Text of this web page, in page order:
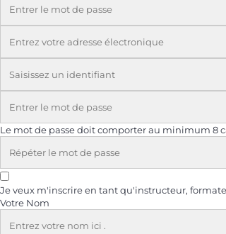
Le mot de passe doit comporter au minimum 8
Je veux m'inscrire en tant qu'instructeur,
Votre Nom